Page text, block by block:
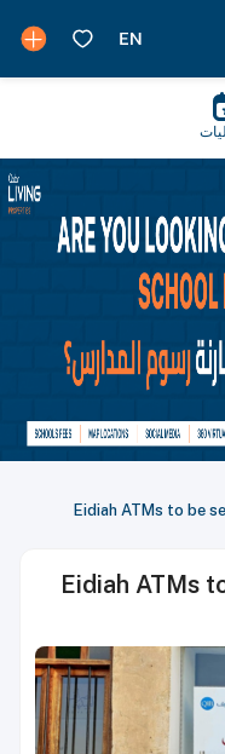
Eidiah ATMs to be
Eidiah ATMs